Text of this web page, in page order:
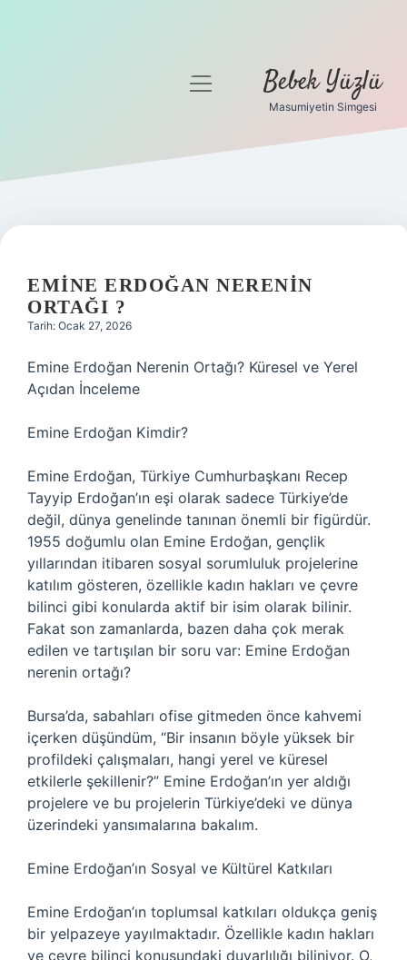
Gizlilik Politikası
Yasal Uyarı
menüyü
Bebek Yüzlü
Masumiyetin Simgesi
EMINE ERDOĞAN NERENIN
ORTAĞI ?
Tarih: Ocak 27, 2026
Emine Erdoğan Nerenin Ortağı? Küresel ve Yerel
Açıdan İnceleme
Emine Erdoğan Kimdir?
Emine Erdoğan, Türkiye Cumhurbaşkanı Recep
Tayyip Erdoğan’ın eşi olarak sadece Türkiye’de
değil, dünya genelinde tanınan önemli bir figürdür.
1955 doğumlu olan Emine Erdoğan, gençlik
yıllarından itibaren sosyal sorumluluk projelerine
katılım gösteren, özellikle kadın hakları ve çevre
bilinci gibi konularda aktif bir isim olarak bilinir.
Fakat son zamanlarda, bazen daha çok merak
edilen ve tartışılan bir soru var: Emine Erdoğan
nerenin ortağı?
Bursa’da, sabahları ofise gitmeden önce kahvemi
içerken düşündüm, “Bir insanın böyle yüksek bir
profildeki çalışmaları, hangi yerel ve küresel
etkilerle şekillenir?” Emine Erdoğan’ın yer aldığı
projelere ve bu projelerin Türkiye’deki ve dünya
üzerindeki yansımalarına bakalım.
Emine Erdoğan’ın Sosyal ve Kültürel Katkıları
Emine Erdoğan’ın toplumsal katkıları oldukça geniş
bir yelpazeye yayılmaktadır. Özellikle kadın hakları
ve çevre bilinci konusundaki duyarlılığı biliniyor. O,